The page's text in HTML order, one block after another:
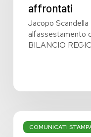
affrontati
affrontati
Jacopo
all'assestamento
BILANCIO
COMUNICATI
Bilancio
regionale: